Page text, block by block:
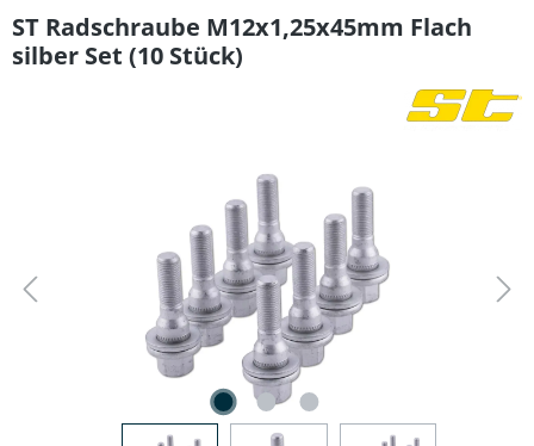
ST Radschraube M12x1,25x45mm Flach
silber Set (10 Stück)